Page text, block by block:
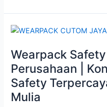
Wearpack
Perusahaan |
Safety
Mulia
Wearpack
Berkualitas
untuk
Perusahaan
|
Konveksi